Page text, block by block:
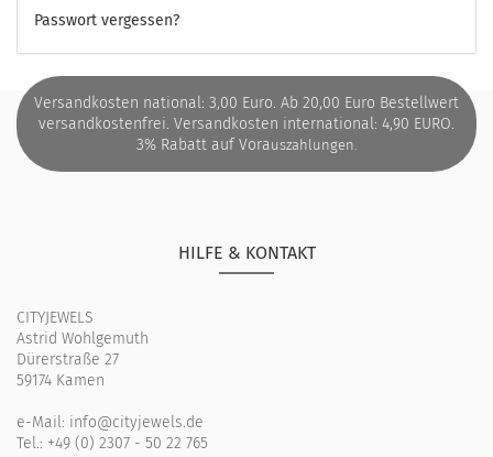
Passwort vergessen?
Versandkosten national: 3,00 Euro. Ab 20,00 Euro Bestellwert
versandkostenfrei. Versandkosten international: 4,90 EURO.
3% Rabatt auf Vorauszahlungen.
HILFE & KONTAKT
CITYJEWELS
Astrid Wohlgemuth
Dürerstraße 27
59174 Kamen
e-Mail: info@cityjewels.de
Tel.: +49 (0) 2307 - 50 22 765